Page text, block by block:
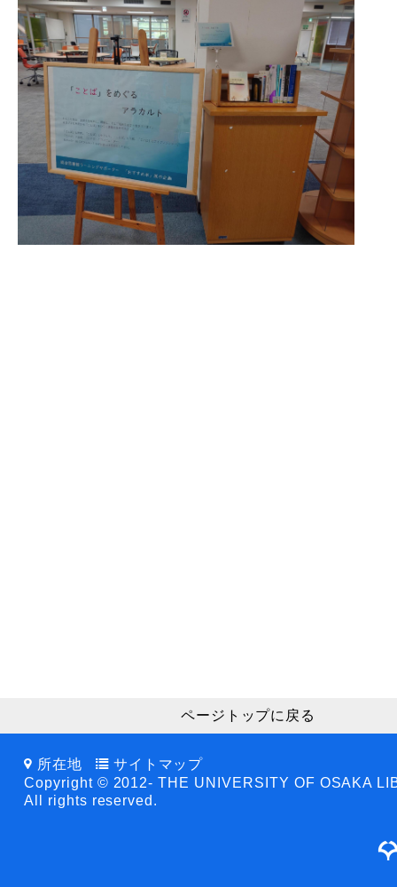
ページトップに戻る
所在地
サイトマップ
Copyright © 2012- THE UNIVERSITY OF OSAKA
All rights reserved.